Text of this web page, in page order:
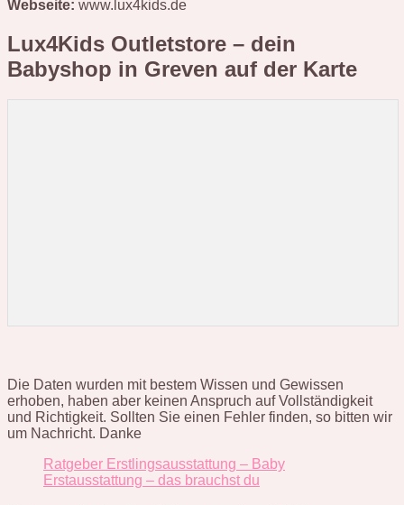
Webseite: www.lux4kids.de
Lux4Kids Outletstore – dein
Babyshop in Greven auf der Karte
Die Daten wurden mit bestem Wissen und Gewissen
erhoben, haben aber keinen Anspruch auf Vollständigkeit
und Richtigkeit. Sollten Sie einen Fehler finden, so bitten wir
um Nachricht. Danke
Ratgeber Erstlingsausstattung – Baby
Erstausstattung – das brauchst du